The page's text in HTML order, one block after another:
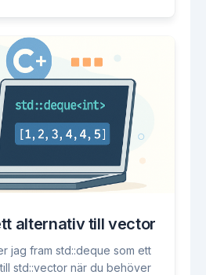
alternativ till vector
jag fram std::deque som ett
std::vector när du behöver